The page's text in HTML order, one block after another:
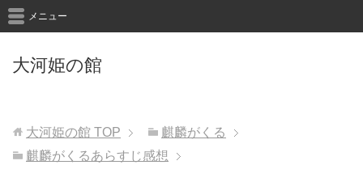
大河姫の館
メニュー
大河姫の館 TOP
麒麟がくる
麒麟がくるあらすじ感想